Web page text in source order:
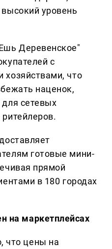
уровень
Деревенское"
с
хозяйствами, что
наценок,
сетевых
готовые мини-
прямой
в 180 городах
на маркетплейсах
что цены на